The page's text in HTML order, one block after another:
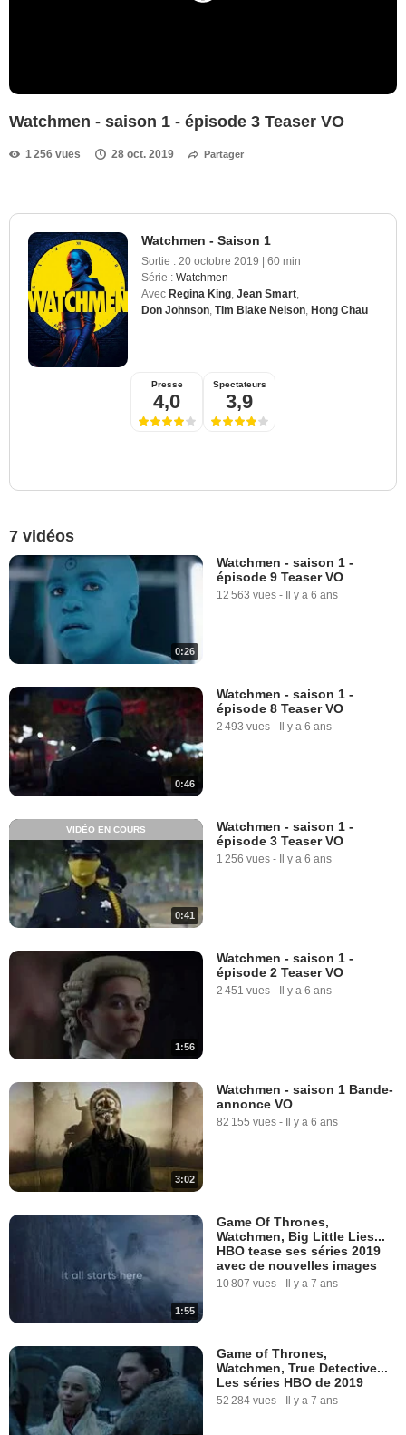
Watchmen - saison 1 - épisode 3 Teaser VO
1 256 vues 28 oct. 2019 Partager
Watchmen - Saison 1
Sortie : 20 octobre 2019 | 60 min
Série : Watchmen
Avec Regina King Jean Smart
Don Johnson Tim Blake Nelson Hong Chau
Presse
4,0
Spectateurs
3,9
7 vidéos
0:26
Watchmen - saison 1 -
épisode 9 Teaser VO
12 563 vues - Il y a 6 ans
0:46
Watchmen - saison 1 -
épisode 8 Teaser VO
2 493 vues - Il y a 6 ans
0:41
VIDÉO EN COURS
Watchmen - saison 1 -
épisode 3 Teaser VO
1 256 vues - Il y a 6 ans
1:56
Watchmen - saison 1 -
épisode 2 Teaser VO
2 451 vues - Il y a 6 ans
3:02
Watchmen - saison 1 Bande-
annonce VO
82 155 vues - Il y a 6 ans
1:55
Game Of Thrones,
Watchmen, Big Little Lies...
HBO tease ses séries 2019
avec de nouvelles images
10 807 vues - Il y a 7 ans
Game of Thrones,
Watchmen, True Detective...
Les séries HBO de 2019
52 284 vues - Il y a 7 ans